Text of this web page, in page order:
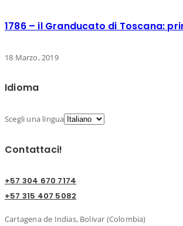
1786 – il Granducato di Toscana:
18 Marzo, 2019
Idioma
Scegli una lingua
Contattaci!
+57 304 670 7174
+57 315 407 5082
Cartagena de Indias, Bolivar (Colombia)